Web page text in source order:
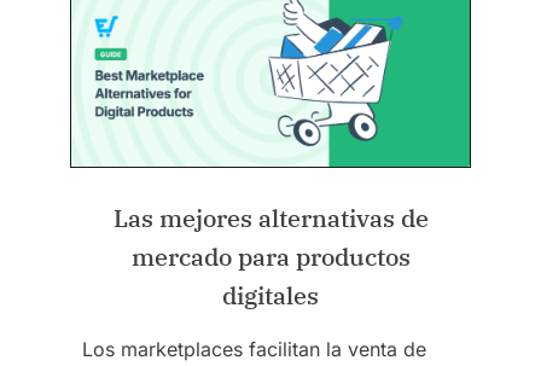
Las mejores alternativas de
mercado para productos
digitales
Los marketplaces facilitan la venta de